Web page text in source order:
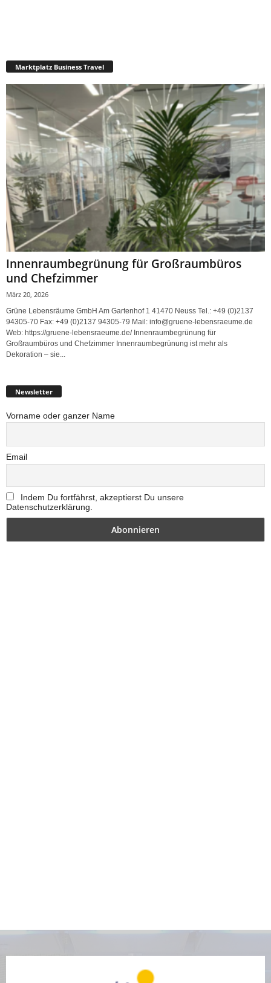
Marktplatz Business Travel
Innenraumbegrünung für Großraumbüros
und Chefzimmer
März 20, 2026
Grüne Lebensräume GmbH Am Gartenhof 1 41470 Neuss Tel.: +49 (0)2137
94305-70 Fax: +49 (0)2137 94305-79 Mail: info@gruene-lebensraeume.de
Web: https://gruene-lebensraeume.de/ Innenraumbegrünung für
Großraumbüros und Chefzimmer Innenraumbegrünung ist mehr als
Dekoration – sie...
Newsletter
Vorname oder ganzer Name
Email
Indem Du fortfährst, akzeptierst Du unsere
Datenschutzerklärung.